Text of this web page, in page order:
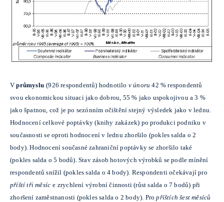
Vprůmyslu (926 respondentů) hodnotilo v únoru42 % respondentů
svou ekonomickou situaci jako dobrou, 55 % jako uspokojivou a 3 %
jako špatnou, což je po sezónním očištění stejný výsledek jako v lednu.
Hodnocení celkové poptávky (knihy zakázek) po produkci podniku v
současnosti se oproti hodnocení v lednu zhoršilo (pokles salda o 2
body). Hodnocení současné zahraniční poptávky se zhoršilo také
(pokles salda o 5 bodů). Stav zásob hotových výrobků se podle mínění
respondentů snížil (pokles salda o 4 body). Respondenti očekávají pro
příští tři měsíc e zrychlení výrobní činnosti (růst salda o 7 bodů) při
zhoršení zaměstnanosti (pokles salda o 2 body). Propříštích šest měsíců